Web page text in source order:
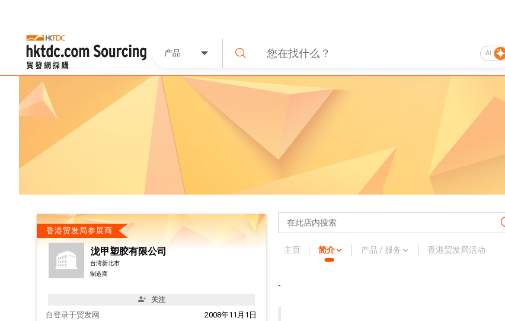
产品 AI
香港贸发局参展商
泷甲塑胶有限公司
台湾新北市
制造商
关注
自 2008年11月1日
登录于贸发网
主页 简介 产品 / 服务 香港贸发局活动
-